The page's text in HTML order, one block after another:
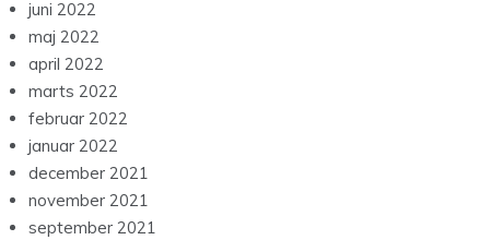
juni 2022
maj 2022
april 2022
marts 2022
februar 2022
januar 2022
december 2021
november 2021
september 2021